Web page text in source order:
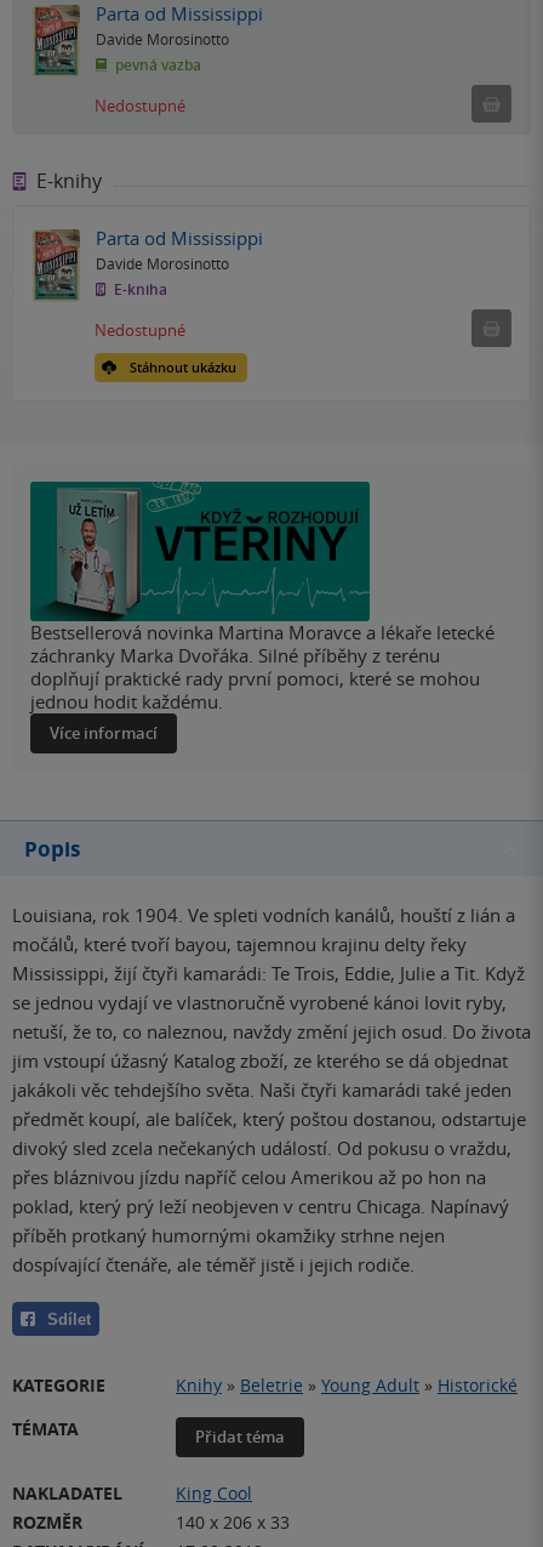
Parta od Mississippi
Davide Morosinotto
pevná vazba
Nedostupné
E-knihy
Parta od Mississippi
Davide Morosinotto
E-kniha
Stáhnout ukázku
Nedostupné
Bestsellerová novinka Martina Moravce a lékaře letecké
záchranky Marka Dvořáka. Silné příběhy z terénu
doplňují praktické rady první pomoci, které se mohou
jednou hodit každému.
Více informací
Popis
Louisiana, rok 1904. Ve spleti vodních kanálů, houští z lián a
močálů, které tvoří bayou, tajemnou krajinu delty řeky
Mississippi, žijí čtyři kamarádi: Te Trois, Eddie, Julie a Tit. Když
se jednou vydají ve vlastnoručně vyrobené kánoi lovit ryby,
netuší, že to, co naleznou, navždy změní jejich osud. Do života
jim vstoupí úžasný Katalog zboží, ze kterého se dá objednat
jakákoli věc tehdejšího světa. Naši čtyři kamarádi také jeden
předmět koupí, ale balíček, který poštou dostanou, odstartuje
divoký sled zcela nečekaných událostí. Od pokusu o vraždu,
přes bláznivou jízdu napříč celou Amerikou až po hon na
poklad, který prý leží neobjeven v centru Chicaga. Napínavý
příběh protkaný humornými okamžiky strhne nejen
dospívající čtenáře, ale téměř jistě i jejich rodiče.
Sdílet
KATEGORIE Knihy » Beletrie » Young Adult » Historické
TÉMATA
Přidat téma
NAKLADATEL
King Cool
ROZMĚR
140 x 206 x 33